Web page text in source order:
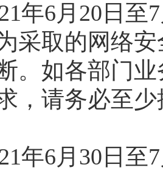
6月20日至7
采取的网络
。如各部门
，请务必至
年6月 30 日至